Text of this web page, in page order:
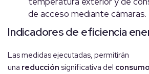
de acceso mediante cámaras.
Indicadores de eficiencia
Las medidas ejecutadas, permitirán
una reducción significativa del